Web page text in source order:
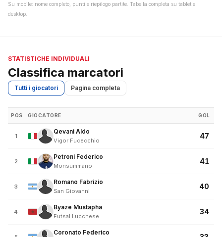
Su mobile: nome completo, punti e riepilogo partite. Tabella completa su tablet e
desktop.
STATISTICHE INDIVIDUALI
Classifica marcatori
Tutti i giocatori Pagina completa
POS GIOCATORE GOL
1
Qevani Aldo
Vigor Fucecchio
47
2
Petroni Federico
Monsummano
41
3
Romano Fabrizio
San Giovanni
40
4
Byaze Mustapha
Futsal Lucchese
34
Coronato Federico